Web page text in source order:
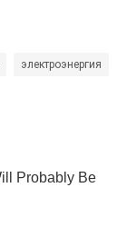
электроэнергия